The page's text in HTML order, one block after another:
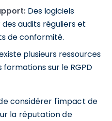
Des logiciels
audits réguliers et
de conformité.
plusieurs ressources
sur le RGPD
considérer l'impact de
la réputation de